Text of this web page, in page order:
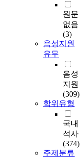
원문
없음
(3)
음성지원
유무
음성
지원
(309)
학위유형
국내
석사
(374)
주제분류